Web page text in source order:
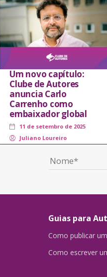
Um novo capítulo:
Clube de Autores
anuncia Carlo
Carrenho como
embaixador global
11 de setembro de 2025
Juliano Loureiro
Guias para
Como publicar
Como escrever